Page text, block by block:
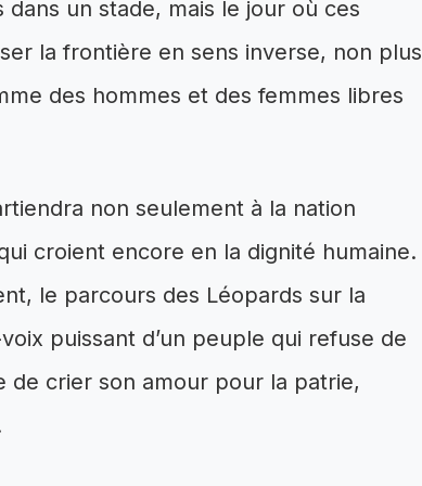
un stade, mais le jour où ces
la frontière en sens inverse, non plus
des hommes et des femmes libres
non seulement à la nation
croient encore en la dignité humaine.
le parcours des Léopards sur la
puissant d’un peuple qui refuse de
de crier son amour pour la patrie,